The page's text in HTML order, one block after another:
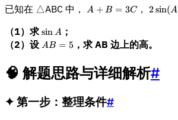
$
0
}
已知在 △ABC 中，
A
=
A + B = 3C，
2
A
-
2sin(A
（1）求\
si
A
sin A；
（2）设 A
=
5
AB = 5，求 AB 边上的高。
🧠 解题思路与详细解析#
✦ 第一步：整理条件#